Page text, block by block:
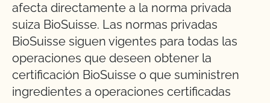
afecta directamente a la norma privada
suiza BioSuisse. Las normas privadas
BioSuisse siguen vigentes para todas las
operaciones que deseen obtener la
certificación BioSuisse o que suministren
ingredientes a operaciones certificadas